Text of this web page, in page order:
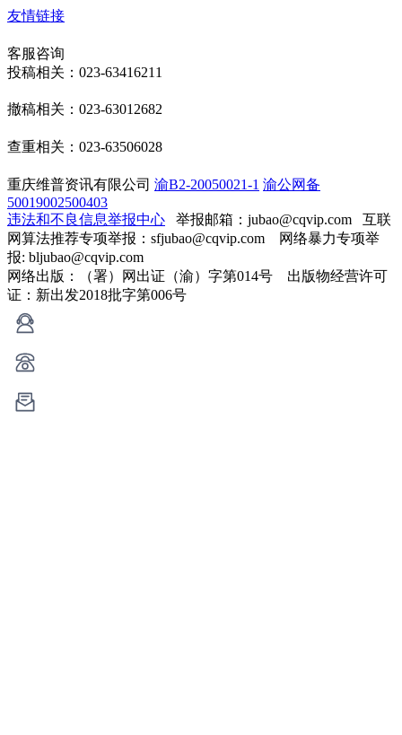
友情链接
客服咨询
投稿相关：023-63416211
撤稿相关：023-63012682
查重相关：023-63506028
重庆维普资讯有限公司 渝B2-20050021-1 渝公网备
50019002500403
违法和不良信息举报中心 举报邮箱：jubao@cqvip.com 互联
网算法推荐专项举报：sfjubao@cqvip.com 网络暴力专项举
报: bljubao@cqvip.com
网络出版：（署）网出证（渝）字第014号 出版物经营许可
证：新出发2018批字第006号